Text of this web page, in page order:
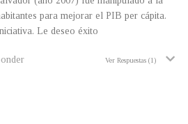
para mejorar el PIB per cápita.
Le deseo éxito
Ver Respuestas (1)